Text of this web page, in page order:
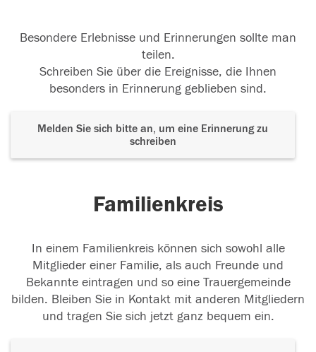
Besondere Erlebnisse und Erinnerungen sollte man
teilen.
Schreiben Sie über die Ereignisse, die Ihnen
besonders in Erinnerung geblieben sind.
Melden Sie sich bitte an, um eine Erinnerung zu
schreiben
Familienkreis
In einem Familienkreis können sich sowohl alle
Mitglieder einer Familie, als auch Freunde und
Bekannte eintragen und so eine Trauergemeinde
bilden. Bleiben Sie in Kontakt mit anderen Mitgliedern
und tragen Sie sich jetzt ganz bequem ein.